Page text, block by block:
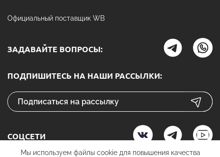
Официальный поставщик WB
ЗАДАВАЙТЕ ВОПРОСЫ:
ПОДПИШИТЕСЬ НА НАШИ РАССЫЛКИ:
СОЦСЕТИ
Мы используем файлы cookie для повышения качества